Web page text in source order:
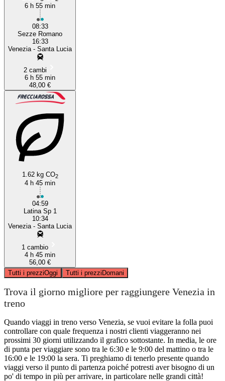
6 h 55 min
08:33
Sezze Romano
16:33
Venezia - Santa Lucia
2 cambi
6 h 55 min
48,00 €
1.62 kg CO2
4 h 45 min
04:59
Latina Sp 1
10:34
Venezia - Santa Lucia
1 cambio
4 h 45 min
56,00 €
Tutti i prezziOggi Tutti i prezziDomani
Trova il giorno migliore per raggiungere Venezia in
treno
Quando viaggi in treno verso Venezia, se vuoi evitare la folla puoi
controllare con quale frequenza i nostri clienti viaggeranno nei
prossimi 30 giorni utilizzando il grafico sottostante. In media, le ore
di punta per viaggiare sono tra le 6:30 e le 9:00 del mattino o tra le
16:00 e le 19:00 la sera. Ti preghiamo di tenerlo presente quando
viaggi verso il punto di partenza poiché potresti aver bisogno di un
po' di tempo in più per arrivare, in particolare nelle grandi città!